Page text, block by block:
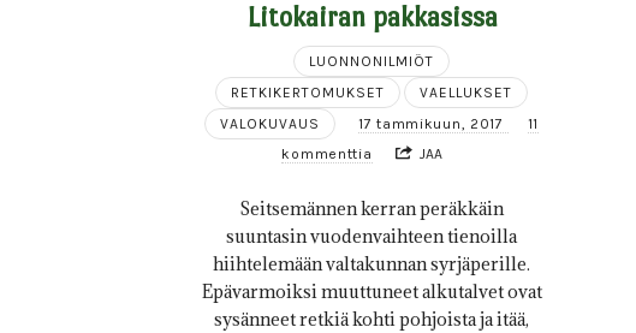
Litokairan pakkasissa
LUONNONILMIÖT
RETKIKERTOMUKSET
VAELLUKSET
VALOKUVAUS
17 tammikuun, 2017
11
kommenttia
JAA
Seitsemännen kerran peräkkäin
suuntasin vuodenvaihteen tienoilla
hiihtelemään valtakunnan syrjäperille.
Epävarmoiksi muuttuneet alkutalvet ovat
sysänneet retkiä kohti pohjoista ja itää,